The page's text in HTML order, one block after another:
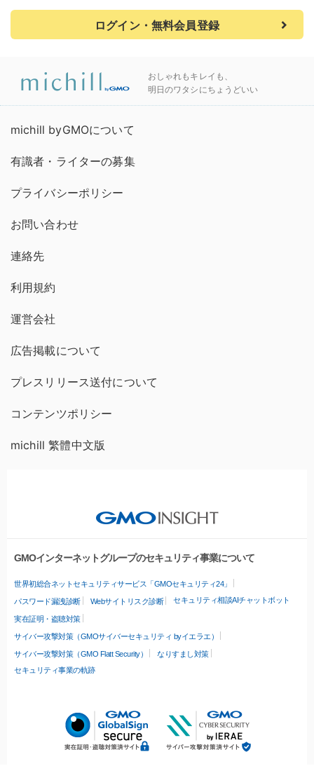
ログイン・無料会員登録
おしゃれもキレイも、
明日のワタシにちょうどいい
michill byGMOについて
有識者・ライターの募集
プライバシーポリシー
お問い合わせ
連絡先
利用規約
運営会社
広告掲載について
プレスリリース送付について
コンテンツポリシー
michill 繁體中文版
GMOインターネットグループのセキュリティ事業について
世界初総合ネットセキュリティサービス「GMOセキュリティ24」
パスワード漏洩診断 Webサイトリスク診断 セキュリティ相談AIチャットボット
実在証明・盗聴対策
サイバー攻撃対策（GMOサイバーセキュリティ byイエラエ）
サイバー攻撃対策（GMO Flatt Security）
なりすまし対策
セキュリティ事業の軌跡